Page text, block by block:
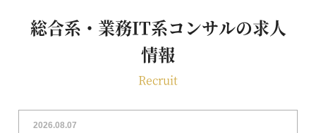
総合系・業務IT系コンサルの求人
情報
Recruit
2026.08.07